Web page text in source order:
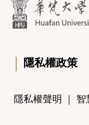
｜ 隱私權政策
隱私權聲明 ｜ 智